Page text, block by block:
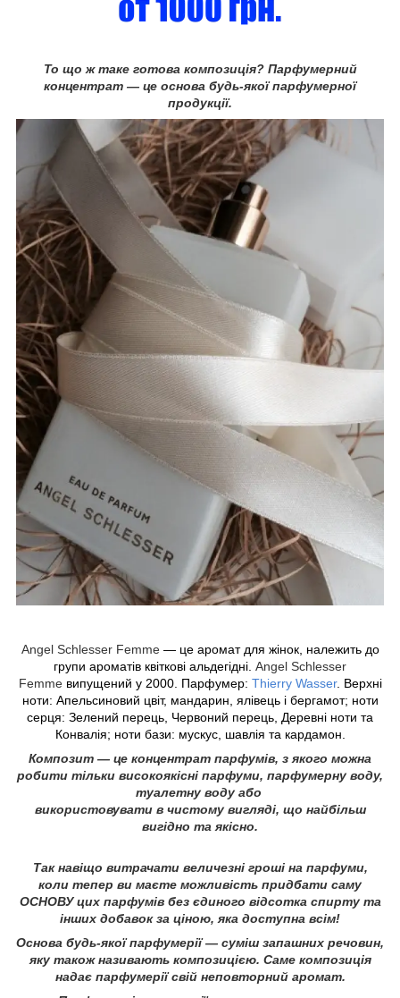
То що ж таке готова композиція? Парфумерний
концентрат — це основа будь-якої парфумерної
продукції.
Angel Schlesser Femme— це аромат для жінок, належить до
групи ароматів квіткові альдегідні. Angel Schlesser
Femmeвипущений у 2000. Парфумер: Thierry Wasser. Верхні
ноти: Апельсиновий цвіт, мандарин, ялівець і бергамот; ноти
серця: Зелений перець, Червоний перець, Деревні ноти та
Конвалія; ноти бази: мускус, шавлія та кардамон.
Композит — це концентрат парфумів, з якого можна
робити тільки високоякісні парфуми, парфумерну воду,
туалетну воду або
використовувати в чистому вигляді, що найбільш
вигідно та якісно.
Так навіщо витрачати величезні гроші на парфуми,
коли тепер ви маєте можливість придбати саму
ОСНОВУ цих парфумів без єдиного відсотка спирту та
інших добавок за ціною, яка доступна всім!
Основа будь-якої парфумерії — суміш запашних речовин,
яку також називають композицією. Саме композиція
надає парфумерії свій неповторний аромат.